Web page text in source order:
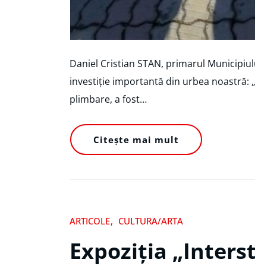
Daniel Cristian STAN, primarul
investiție importantă din urbea noastră:
plimbare, a fost…
Citește mai mult
ARTICOLE CULTURA/ARTA
Expoziția